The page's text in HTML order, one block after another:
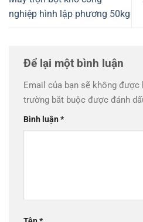
nghiệp hình lập phương 50kg
Để lại một bình luận
Email của bạn sẽ không được
trường bắt buộc được đánh
Bình luận*